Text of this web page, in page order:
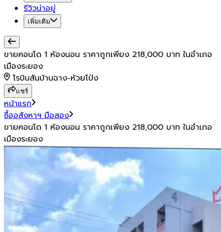
รีวิวน่าอยู่
เพิ่มเติม
ขายคอนโด 1 ห้องนอน ราคาถูกเพียง 218,000 บาท ในอำเภอ
เมืองระยอง
โรบินสันบ้านฉาง-ห้วยโป่ง
แชร์
หน้าแรก
ซื้ออสังหาฯ มือสอง
ขายคอนโด 1 ห้องนอน ราคาถูกเพียง 218,000 บาท ในอำเภอ
เมืองระยอง